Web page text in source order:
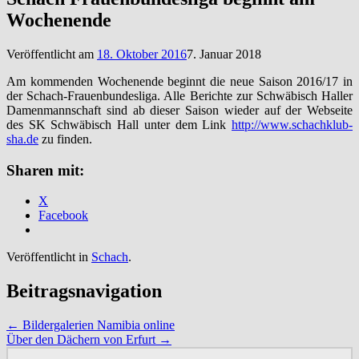
Wochenende
Veröffentlicht am 18. Oktober 20167. Januar 2018
Am kommenden Wochenende beginnt die neue Saison 2016/17 in
der Schach-Frauenbundesliga. Alle Berichte zur Schwäbisch Haller
Damenmannschaft sind ab dieser Saison wieder auf der Webseite
des SK Schwäbisch Hall unter dem Link http://www.schachklub-
sha.de zu finden.
Sharen mit:
X
Facebook
Veröffentlicht in Schach.
Beitragsnavigation
← Bildergalerien Namibia online
Über den Dächern von Erfurt →